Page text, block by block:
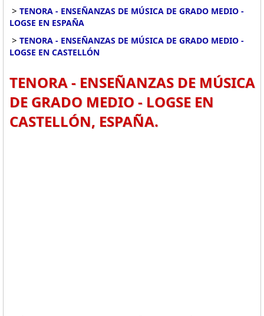
> TENORA - ENSEÑANZAS DE MÚSICA DE GRADO MEDIO -
LOGSE EN ESPAÑA
> TENORA - ENSEÑANZAS DE MÚSICA DE GRADO MEDIO -
LOGSE EN CASTELLÓN
TENORA - ENSEÑANZAS DE MÚSICA
DE GRADO MEDIO - LOGSE EN
CASTELLÓN, ESPAÑA.